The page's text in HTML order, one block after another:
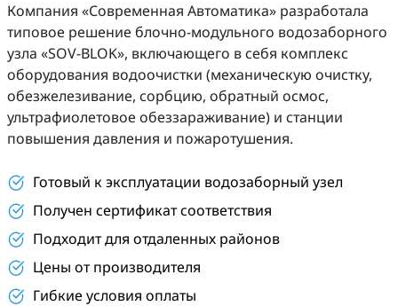
Компания «Современная Автоматика» разработала
типовое решение блочно-модульного водозаборного
узла «SOV-BLOK», включающего в себя комплекс
оборудования водоочистки (механическую очистку,
обезжелезивание, сорбцию, обратный осмос,
ультрафиолетовое обеззараживание) и станции
повышения давления и пожаротушения.
Готовый к эксплуатации водозаборный узел
Получен сертификат соответствия
Подходит для отдаленных районов
Цены от производителя
Гибкие условия оплаты